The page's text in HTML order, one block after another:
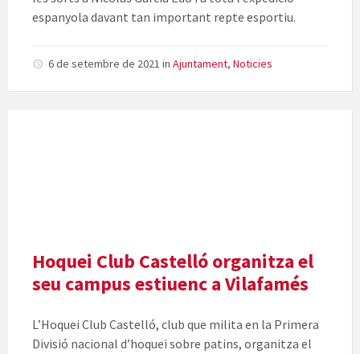
espanyola davant tan important repte esportiu.
6 de setembre de 2021 in Ajuntament, Noticies
Hoquei Club Castelló organitza el
seu campus estiuenc a Vilafamés
L’Hoquei Club Castelló, club que milita en la Primera
Divisió nacional d’hoquei sobre patins, organitza el